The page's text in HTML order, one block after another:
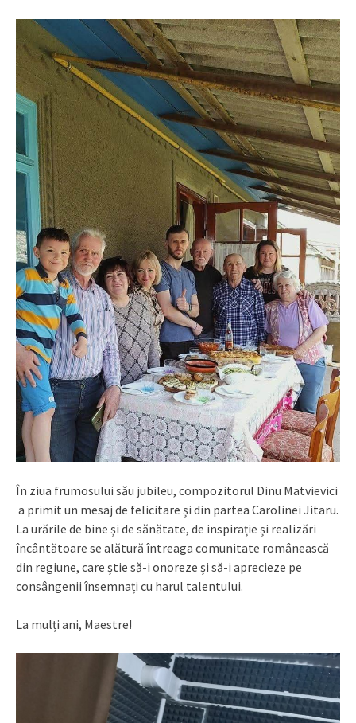
În ziua frumosului său jubileu, compozitorul Dinu Matvievici
a primit un mesaj de felicitare și din partea Carolinei Jitaru.
La urările de bine și de sănătate, de inspirație și realizări
încântătoare se alătură întreaga comunitate românească
din regiune, care știe să-i onoreze și să-i aprecieze pe
consângenii însemnați cu harul talentului.
La mulți ani, Maestre!